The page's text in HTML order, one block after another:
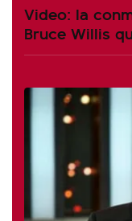
Video: la
Bruce Willis